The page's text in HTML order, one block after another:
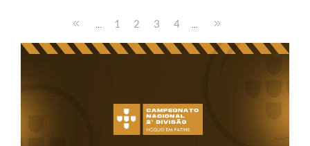
... 1 2 3 4 ...